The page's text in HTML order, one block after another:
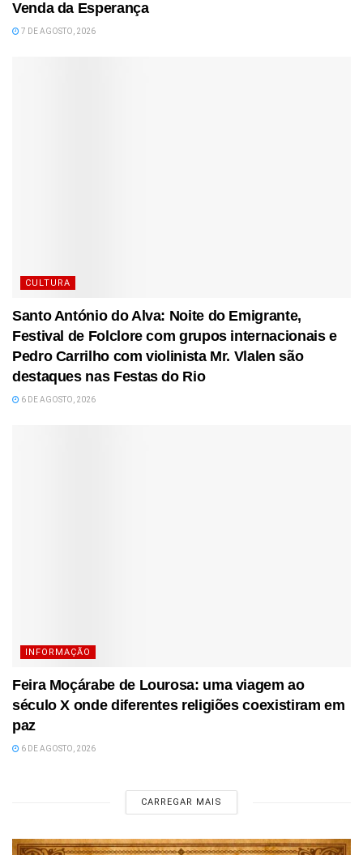
Venda da Esperança
7 DE AGOSTO, 2026
CULTURA
Santo António do Alva: Noite do Emigrante,
Festival de Folclore com grupos internacionais e
Pedro Carrilho com violinista Mr. Vlalen são
destaques nas Festas do Rio
6 DE AGOSTO, 2026
INFORMAÇÃO
Feira Moçárabe de Lourosa: uma viagem ao
século X onde diferentes religiões coexistiram em
paz
6 DE AGOSTO, 2026
CARREGAR MAIS